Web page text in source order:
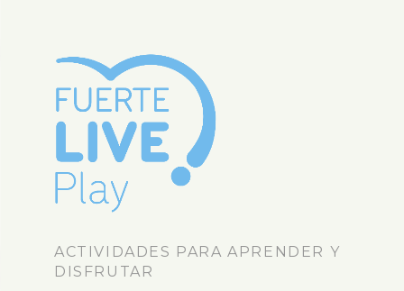
ACTIVIDADES PARA APRENDER Y
DISFRUTAR